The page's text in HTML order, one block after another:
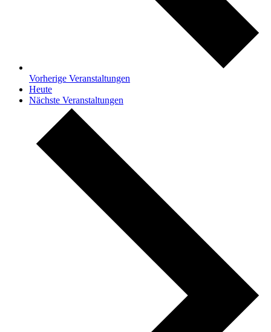
Vorherige Veranstaltungen
Heute
Nächste Veranstaltungen